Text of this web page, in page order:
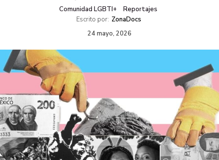
Comunidad LGBTI+
Reportajes
Escrito por: ZonaDocs
24 mayo, 2026